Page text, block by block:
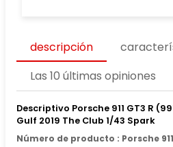
descripción
Las 10 últimas opiniones
Descriptivo Porsche 911 GT3 R
Gulf 2019 The Club 1/43 Spark
Número de producto : Porsche